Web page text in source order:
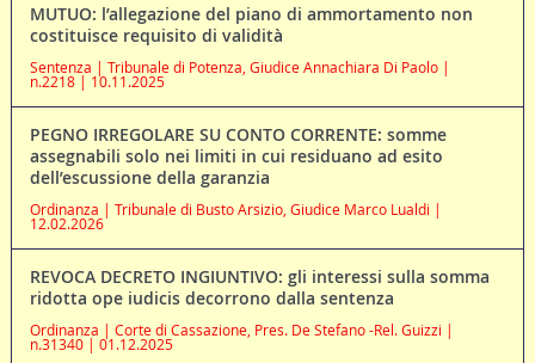
MUTUO: l’allegazione del piano di ammortamento non
costituisce requisito di validità
Sentenza | Tribunale di Potenza, Giudice Annachiara Di Paolo |
n.2218 | 10.11.2025
PEGNO IRREGOLARE SU CONTO CORRENTE: somme
assegnabili solo nei limiti in cui residuano ad esito
dell’escussione della garanzia
Ordinanza | Tribunale di Busto Arsizio, Giudice Marco Lualdi |
12.02.2026
REVOCA DECRETO INGIUNTIVO: gli interessi sulla somma
ridotta ope iudicis decorrono dalla sentenza
Ordinanza | Corte di Cassazione, Pres. De Stefano -Rel. Guizzi |
n.31340 | 01.12.2025